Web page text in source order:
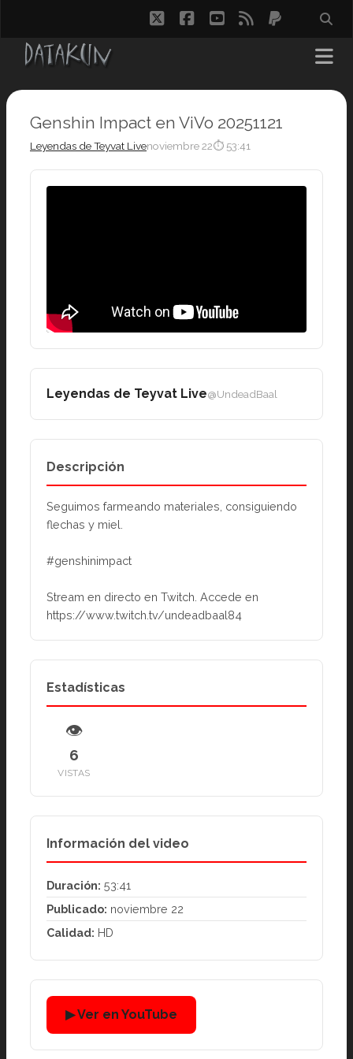
twitterfacebook
youtube
rss paypal
Genshin Impact en ViVo 20251121
Leyendas de Teyvat Livenoviembre 22⏱ 53:41
Leyendas de Teyvat Live@UndeadBaal
Descripción
Seguimos farmeando materiales, consiguiendo
flechas y miel.
#genshinimpact
Stream en directo en Twitch. Accede en
https://www.twitch.tv/undeadbaal84
Estadísticas
👁
6
VISTAS
Información del video
Duración: 53:41
Publicado: noviembre 22
Calidad: HD
▶ Ver en YouTube